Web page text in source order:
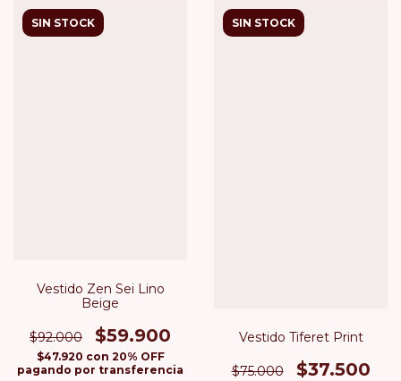
SIN STOCK
Vestido Zen Sei Lino
Beige
$92.000 $59.900
$47.920 con 20% OFF
pagando por transferencia
SIN STOCK
Vestido Tiferet Print
$75.000 $37.500